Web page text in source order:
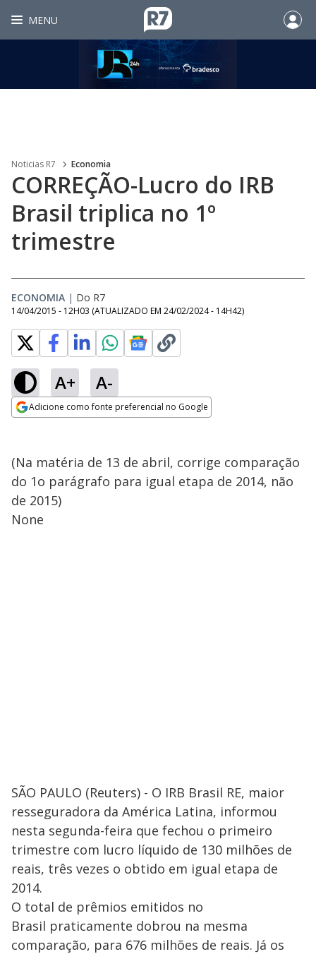
MENU
Noticias R7 Economia
CORREÇÃO-Lucro do IRB
Brasil triplica no 1º
trimestre
ECONOMIA | Do R7
14/04/2015 - 12H03 (ATUALIZADO EM 24/02/2024 - 14H42)
A+ A-
Adicione como fonte preferencial no Google
(Na matéria de 13 de abril, corrige comparação
do 1o parágrafo para igual etapa de 2014, não
de 2015)
None
SÃO PAULO (Reuters) - O IRB Brasil RE, maior
resseguradora da América Latina, informou
nesta segunda-feira que fechou o primeiro
trimestre com lucro líquido de 130 milhões de
reais, três vezes o obtido em igual etapa de
2014.
O total de prêmios emitidos no
Brasil praticamente dobrou na mesma
comparação, para 676 milhões de reais. Já os